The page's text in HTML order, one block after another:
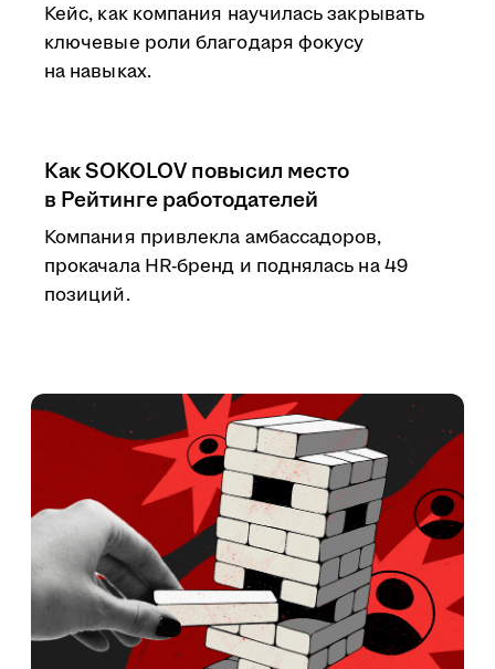
Кейс, как компания научилась закрывать
ключевые роли благодаря фокусу
на навыках.
Как SOKOLOV повысил место
в Рейтинге работодателей
Компания привлекла амбассадоров,
прокачала HR-бренд и поднялась на 49
позиций.